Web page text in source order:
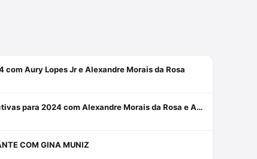
Aury Lopes Jr e Alexandre Morais da Rosa
Impacto do Juiz das Garantias e perspectivas para 2024 com Alexandre Morais da Rosa e Aury Lopes Jr
COM GINA MUNIZ